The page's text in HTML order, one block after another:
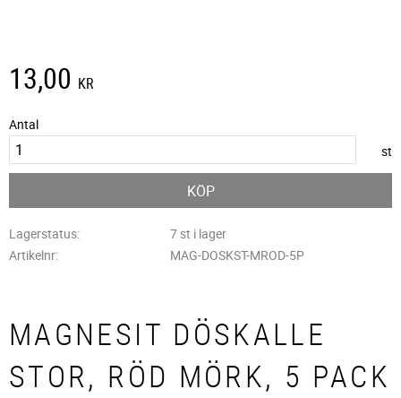
13,00 KR
Antal
st
KÖP
Lagerstatus
7 st i lager
Artikelnr
MAG-DOSKST-MROD-5P
MAGNESIT DÖSKALLE
STOR, RÖD MÖRK, 5 PACK